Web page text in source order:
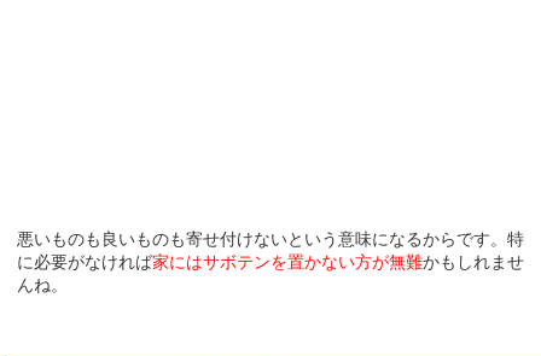
悪いものも良いものも寄せ付けないという意味になるからです。特
に必要がなければ家にはサボテンを置かない方が無難かもしれませ
んね。